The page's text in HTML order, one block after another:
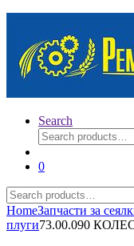
Search
Search
for:
0
Search
for:
HomeЗапчасти за
плуги73.00.090